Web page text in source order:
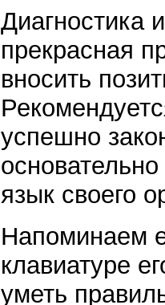
Диагностика
прекрасная
вносить
успешно
язык своего
Напоминаем
клавиатуре
уметь